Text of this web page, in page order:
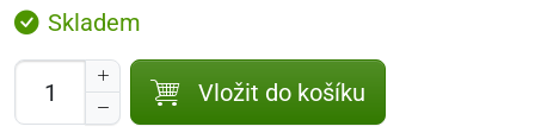
Skladem
Vložit do košíku